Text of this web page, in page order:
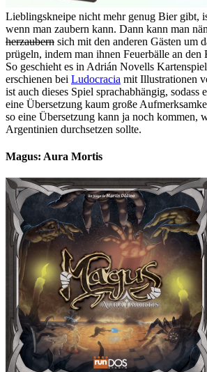
Lieblingskneipe nicht mehr genug Bier gibt,
wenn man zaubern kann. Dann kann man
herzaubern sich mit den anderen Gästen um
prügeln, indem man ihnen Feuerbälle an
So geschieht es in Adrián Novells
erschienen bei Ludocracia mit Illustrationen
ist auch dieses Spiel sprachabhängig, sodass
eine Übersetzung kaum große
so eine Übersetzung kann ja noch kommen,
Argentinien durchsetzen sollte.
Magus: Aura Mortis